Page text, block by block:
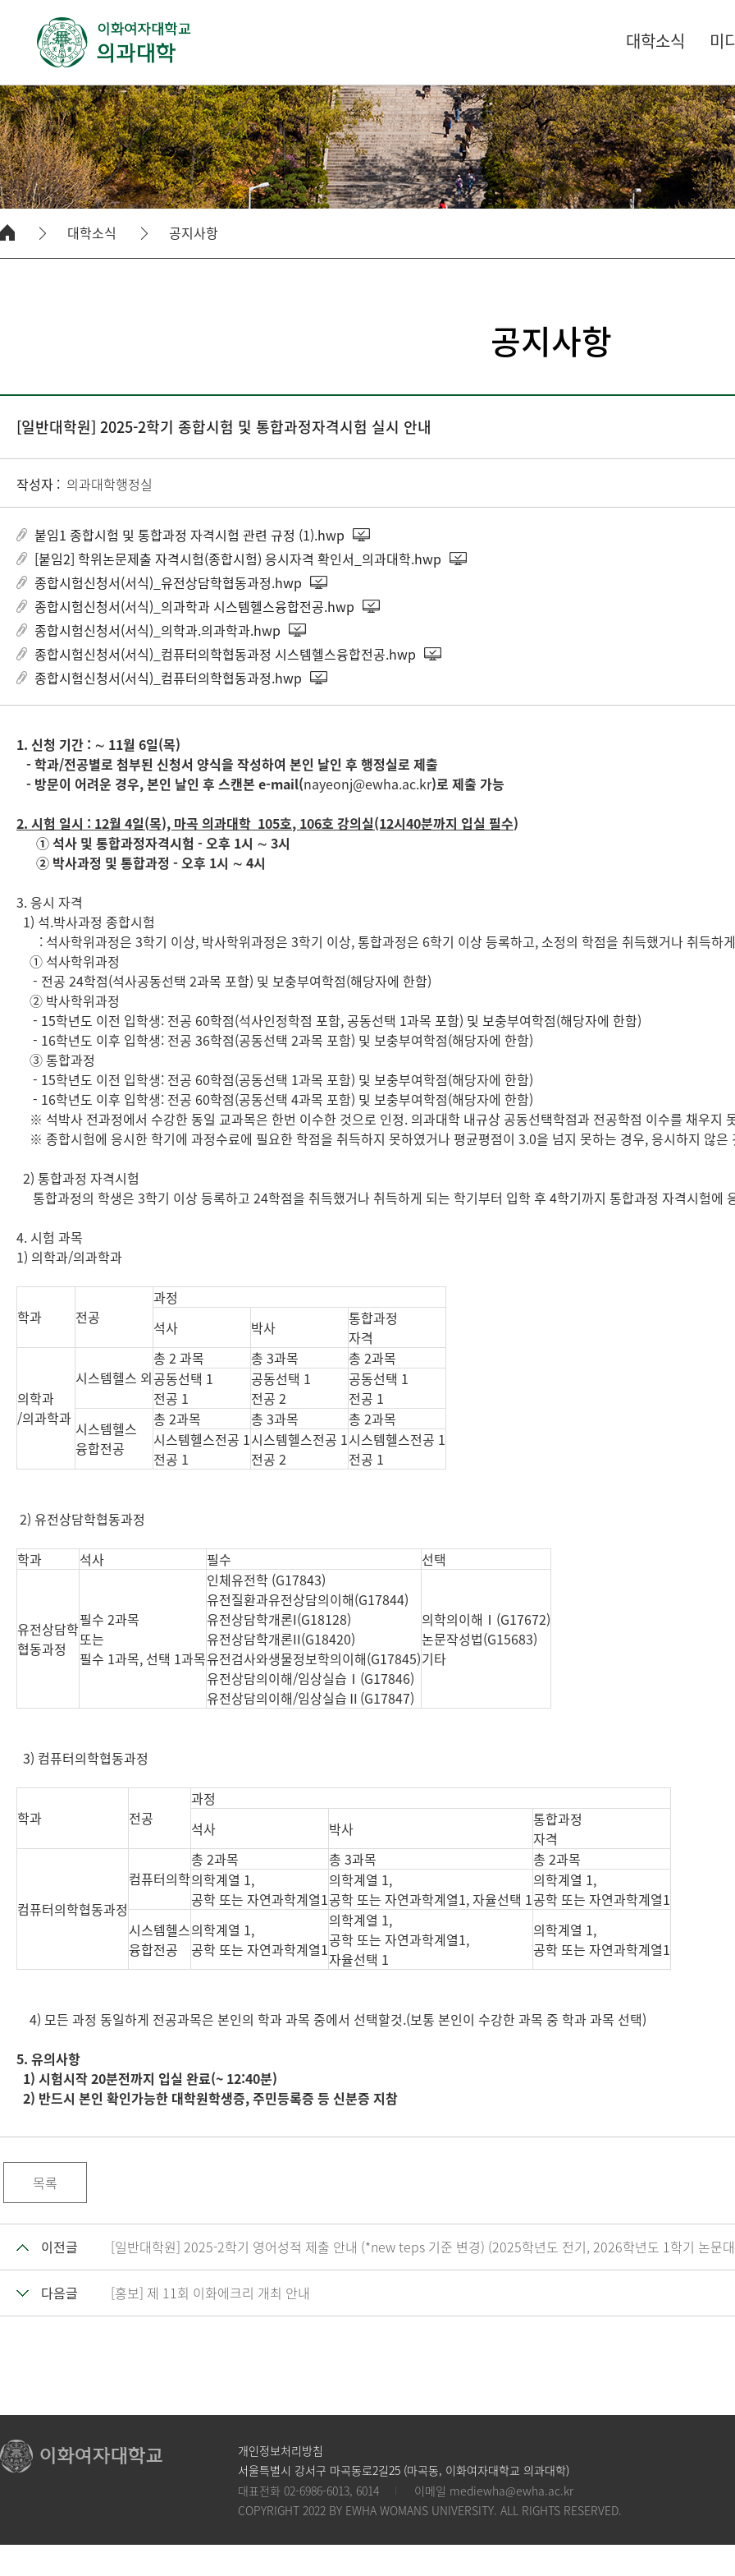
대학소식 미
대학소식 공지사항
공지사항
[일반대학원] 2025-2학기 종합시험 및 통합과정자격시험 실시 안내
작성자 : 의과대학행정실
붙임1 종합시험 및 통합과정 자격시험 관련 규정 (1).hwp
[붙임2] 학위논문제출 자격시험(종합시험) 응시자격 확인서_의과대학.hwp
종합시험신청서(서식)_유전상담학협동과정.hwp
종합시험신청서(서식)_의과학과 시스템헬스융합전공.hwp
종합시험신청서(서식)_의학과.의과학과.hwp
종합시험신청서(서식)_컴퓨터의학협동과정 시스템헬스융합전공.hwp
종합시험신청서(서식)_컴퓨터의학협동과정.hwp
1. 신청 기간 : ∼ 11월 6일(목)
- 학과/전공별로 첨부된 신청서 양식을 작성하여 본인 날인 후 행정실로 제출
- 방문이 어려운 경우, 본인 날인 후 스캔본 e-mail(nayeonj@ewha.ac.kr)로 제출 가능
2. 시험 일시 : 12월 4일(목), 마곡 의과대학 105호, 106호 강의실(12시40분까지 입실 필수)
① 석사 및 통합과정자격시험 - 오후 1시 ∼ 3시
② 박사과정 및 통합과정 - 오후 1시 ∼ 4시
3. 응시 자격
1) 석.박사과정 종합시험
: 석사학위과정은 3학기 이상, 박사학위과정은 3학기 이상, 통합과정은 6학기 이상 등록하고, 소정의 학점을 취득했거나 취득하
① 석사학위과정
- 전공 24학점(석사공동선택 2과목 포함) 및 보충부여학점(해당자에 한함)
② 박사학위과정
- 15학년도 이전 입학생: 전공 60학점(석사인정학점 포함, 공동선택 1과목 포함) 및 보충부여학점(해당자에 한함)
- 16학년도 이후 입학생: 전공 36학점(공동선택 2과목 포함) 및 보충부여학점(해당자에 한함)
③ 통합과정
- 15학년도 이전 입학생: 전공 60학점(공동선택 1과목 포함) 및 보충부여학점(해당자에 한함)
- 16학년도 이후 입학생: 전공 60학점(공동선택 4과목 포함) 및 보충부여학점(해당자에 한함)
※ 석박사 전과정에서 수강한 동일 교과목은 한번 이수한 것으로 인정. 의과대학 내규상 공동선택학점과 전공학점 이수를 채우지
※ 종합시험에 응시한 학기에 과정수료에 필요한 학점을 취득하지 못하였거나 평균평점이 3.0을 넘지 못하는 경우, 응시하지 않은
2) 통합과정 자격시험
통합과정의 학생은 3학기 이상 등록하고 24학점을 취득했거나 취득하게 되는 학기부터 입학 후 4학기까지 통합과정 자격시험에
4. 시험 과목
1) 의학과/의과학과
학과 전공
과정
석사
박사
통합과정
자격
의학과
/의과학과
시스템헬스 외
총 2 과목 총 3과목
총 2과목
공동선택 1
전공 1
공동선택 1
전공 2
공동선택 1
전공 1
시스템헬스
융합전공
총 2과목 총 3과목
총 2과목
시스템헬스전공 1
전공 1
시스템헬스전공 1
전공 2
시스템헬스전공 1
전공 1
2) 유전상담학협동과정
학과 석사 필수 선택
유전상담학
협동과정
필수 2과목
또는
필수 1과목, 선택 1과목
인체유전학 (G17843)
유전질환과유전상담의이해(G17844)
유전상담학개론I(G18128)
유전상담학개론II(G18420)
유전검사와생물정보학의이해(G17845)
유전상담의이해/임상실습Ⅰ(G17846)
유전상담의이해/임상실습Ⅱ(G17847)
의학의이해Ⅰ(G17672)
논문작성법(G15683)
기타
3) 컴퓨터의학협동과정
학과 전공
과정
석사
박사
통합과정
자격
컴퓨터의학협동과정
컴퓨터의학
총 2과목 총 3과목
총 2과목
의학계열 1,
공학 또는 자연과학계열1
의학계열 1,
공학 또는 자연과학계열1, 자율선택 1
의학계열 1,
공학 또는 자연과학계열1
시스템헬스
융합전공
의학계열 1,
공학 또는 자연과학계열1
의학계열 1,
공학 또는 자연과학계열1,
자율선택 1
의학계열 1,
공학 또는 자연과학계열1
4) 모든 과정 동일하게 전공과목은 본인의 학과 과목 중에서 선택할것.(보통 본인이 수강한 과목 중 학과 과목 선택)
5. 유의사항
1) 시험시작 20분전까지 입실 완료(~ 12:40분)
2) 반드시 본인 확인가능한 대학원학생증, 주민등록증 등 신분증 지참
목록
이전글 [일반대학원] 2025-2학기 영어성적 제출 안내 (*new teps 기준 변경) (2025학년도 전기, 2026학년도 1학기 논문
다음글 [홍보] 제 11회 이화에크리 개최 안내
개인정보처리방침
서울특별시 강서구 마곡동로2길25 (마곡동, 이화여자대학교 의과대학)
대표전화 02-6986-6013, 6014 이메일 mediewha@ewha.ac.kr
COPYRIGHT 2022 BY EWHA WOMANS UNIVERSITY. ALL RIGHTS RESERVED.